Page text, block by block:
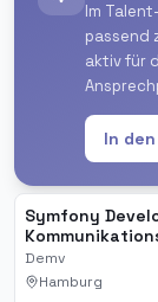
Im
passend
aktiv für
In
Symfony
(m/w/d) in
Demv
Hamburg